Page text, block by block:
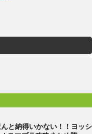
と納得いかない！！ヨッシ